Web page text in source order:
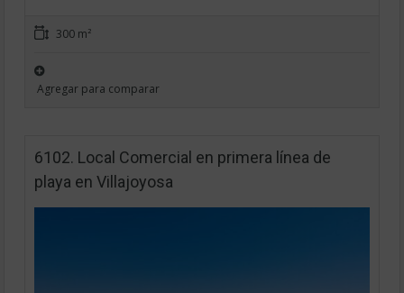
300 m²
Agregar para comparar
6102. Local Comercial en primera línea de
playa en Villajoyosa